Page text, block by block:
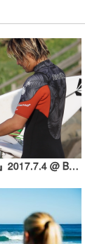
『South Africa Daily Clip』2017.7.4 @ Ballito vol.2